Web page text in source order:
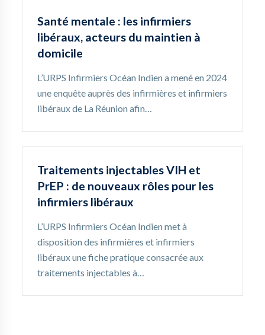
Santé mentale : les infirmiers
libéraux, acteurs du maintien à
domicile
L’URPS Infirmiers Océan Indien a mené en 2024
une enquête auprès des infirmières et infirmiers
libéraux de La Réunion afin…
Traitements injectables VIH et
PrEP : de nouveaux rôles pour les
infirmiers libéraux
L’URPS Infirmiers Océan Indien met à
disposition des infirmières et infirmiers
libéraux une fiche pratique consacrée aux
traitements injectables à…